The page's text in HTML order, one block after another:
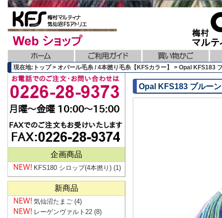
現在地:トップ > オパール毛糸 / 4本撚り毛糸【KFSカラー】 > Opal KFS183
Opal KFS183 プルーン
企画商品
KFS180 シロップ(4本撚り) (1)
新商品
気仙沼たまご (4)
レーゲンヴァルト22 (8)